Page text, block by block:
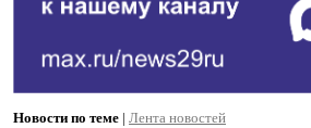
Новости по теме | Лента новостей